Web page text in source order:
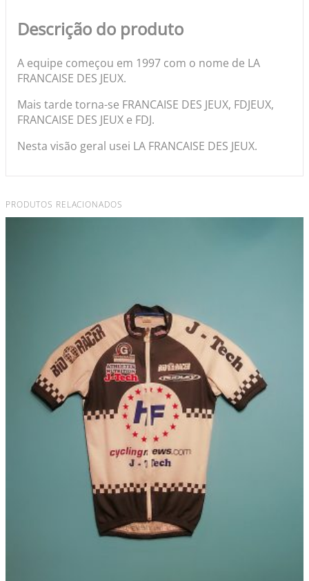
Descrição do produto
A equipe começou em 1997 com o nome de LA
FRANCAISE DES JEUX.
Mais tarde torna-se FRANCAISE DES JEUX, FDJEUX,
FRANCAISE DES JEUX e FDJ.
Nesta visão geral usei LA FRANCAISE DES JEUX.
PRODUTOS RELACIONADOS